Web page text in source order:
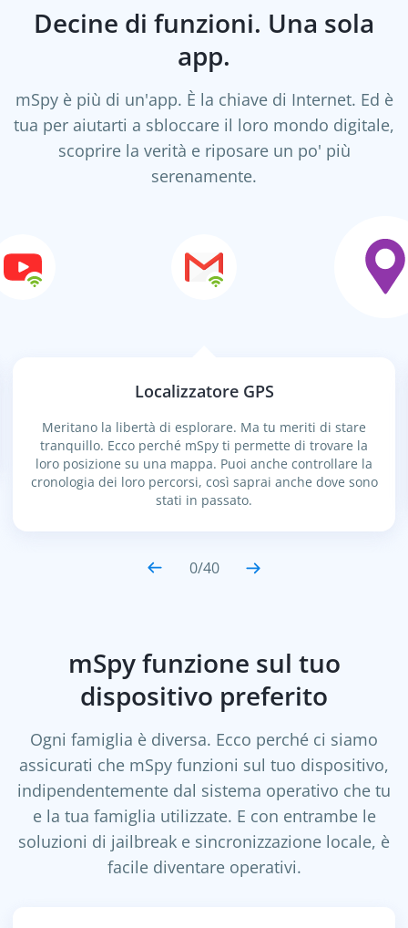
Decine di funzioni. Una sola
app.
mSpy è più di un'app. È la chiave di Internet. Ed è
tua per aiutarti a sbloccare il loro mondo digitale,
scoprire la verità e riposare un po' più
serenamente.
Localizzatore GPS
Meritano la libertà di esplorare. Ma tu meriti di stare
tranquillo. Ecco perché mSpy ti permette di trovare la
loro posizione su una mappa. Puoi anche controllare la
cronologia dei loro percorsi, così saprai anche dove sono
stati in passato.
0/40
mSpy funzione sul tuo
dispositivo preferito
Ogni famiglia è diversa. Ecco perché ci siamo
assicurati che mSpy funzioni sul tuo dispositivo,
indipendentemente dal sistema operativo che tu
e la tua famiglia utilizzate. E con entrambe le
soluzioni di jailbreak e sincronizzazione locale, è
facile diventare operativi.